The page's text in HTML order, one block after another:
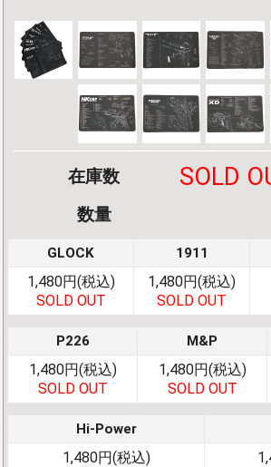
在庫数 SOLD
数量
GLOCK 1911
1,480円(税込)
SOLD OUT
1,480円(税込)
SOLD OUT
P226 M&P
1,480円(税込)
SOLD OUT
1,480円(税込)
SOLD OUT
Hi-Power
1,480円(税込)